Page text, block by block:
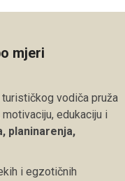
mjeri
vodiča pruža
edukaciju i
planinarenja,
i egzotičnih